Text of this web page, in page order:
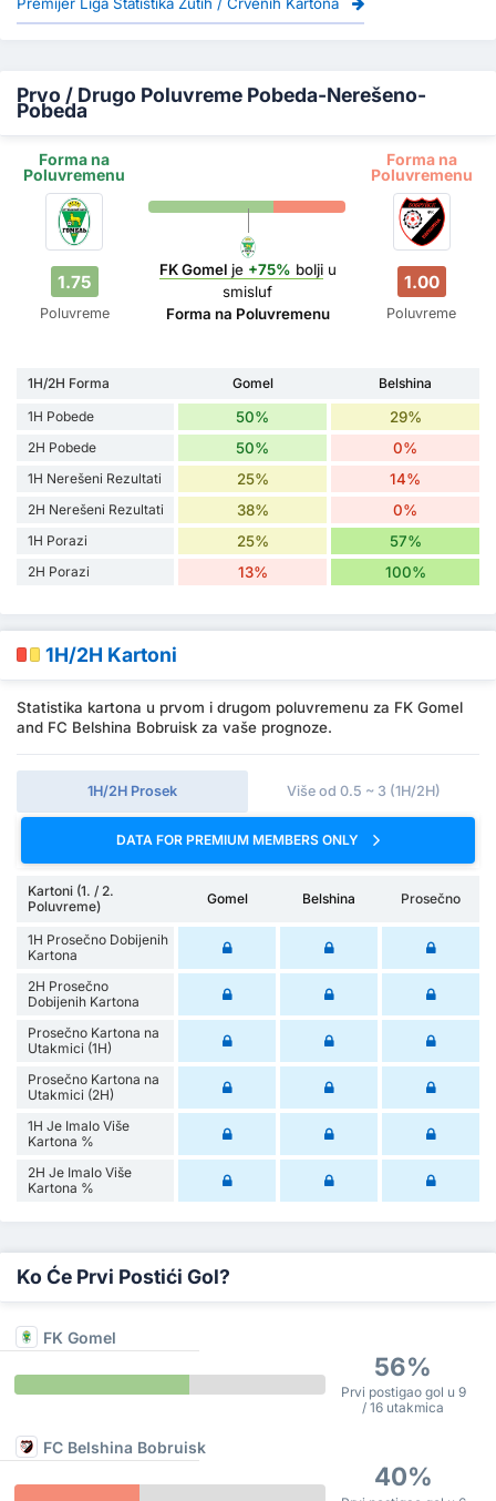
Prvo / Drugo Poluvreme Pobeda-Nerešeno-
Pobeda
Forma na
Poluvremenu
Forma na
Poluvremenu
1.75
Poluvreme
FK Gomelje +75% boljiu
smisluf
Forma na Poluvremenu
1.00
Poluvreme
1H/2H Forma Gomel
Belshina
1H Pobede
50% 29%
2H Pobede 50% 0%
1H Nerešeni Rezultati 25% 14%
2H Nerešeni Rezultati 38% 0%
1H Porazi 25% 57%
2H Porazi 13% 100%
1H/2H Kartoni
Statistika kartona u prvom i drugom poluvremenu za FK Gomel
and FC Belshina Bobruisk za vaše prognoze.
1H/2H Prosek Više od 0.5 ~ 3 (1H/2H)
DATA FOR PREMIUM MEMBERS ONLY
Kartoni (1. / 2.
Poluvreme)
Gomel Belshina Prosečno
1H Prosečno Dobijenih
Kartona
2H Prosečno
Dobijenih Kartona
Prosečno Kartona na
Utakmici (1H)
Prosečno Kartona na
Utakmici (2H)
1H Je Imalo Više
Kartona %
2H Je Imalo Više
Kartona %
Ko Će Prvi Postići Gol?
FK Gomel
56%
Prvi postigao gol u 9
/ 16 utakmica
FC Belshina Bobruisk
40%